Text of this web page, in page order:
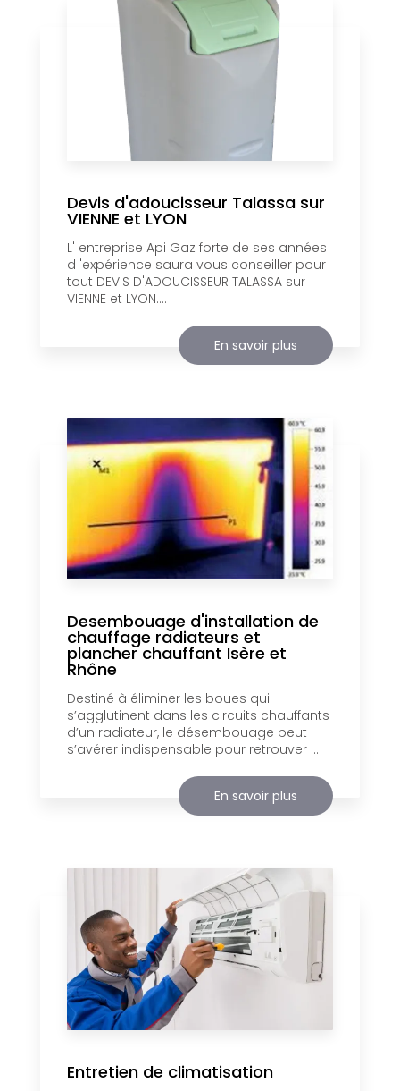
Devis d'adoucisseur Talassa sur
VIENNE et LYON
L' entreprise Api Gaz forte de ses années
d 'expérience saura vous conseiller pour
tout DEVIS D'ADOUCISSEUR TALASSA sur
VIENNE et LYON....
En savoir plus
Desembouage d'installation de
chauffage radiateurs et
plancher chauffant Isère et
Rhône
Destiné à éliminer les boues qui
s’agglutinent dans les circuits chauffants
d’un radiateur, le désembouage peut
s’avérer indispensable pour retrouver ...
En savoir plus
Entretien de climatisation